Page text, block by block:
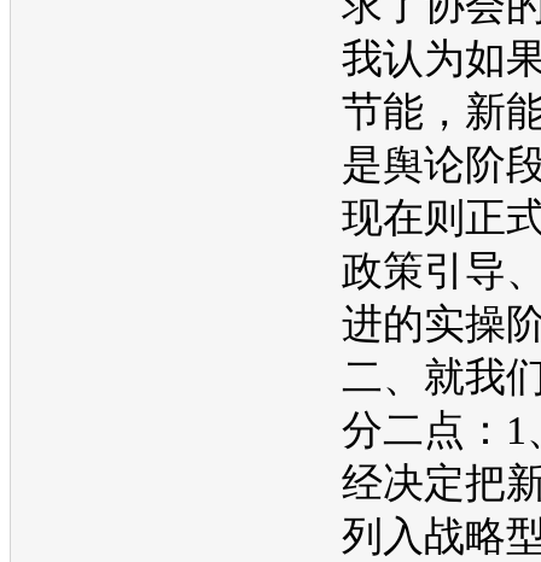
我认为如
节能 ， 新
是舆论阶
现在则正
政策引导
进的实操
二、就我
分二点：1
经决定把
列入战略